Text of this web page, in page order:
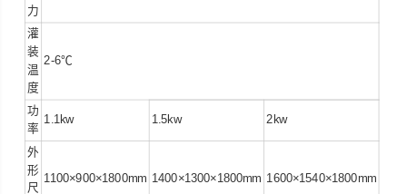
力
灌
装
温
度
2-6℃
功
率
1.1kw 1.5kw 2kw
外
形
尺
1100×900×1800mm 1400×1300×1800mm 1600×1540×1800mm